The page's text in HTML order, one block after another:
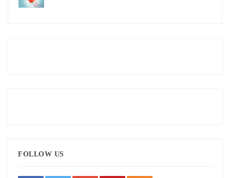
FOLLOW US